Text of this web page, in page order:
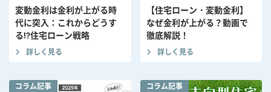
変動金利は金利が上がる時
代に突入：これからどうす
る!?住宅ローン戦略
詳しく見る
【住宅ローン・変動金利】
なぜ金利が上がる？動画で
徹底解説！
詳しく見る
コラム記事 コラム記事